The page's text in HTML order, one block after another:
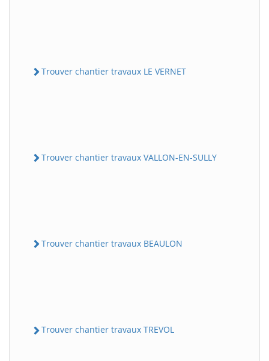
Trouver chantier travaux LE VERNET
Trouver chantier travaux VALLON-EN-SULLY
Trouver chantier travaux BEAULON
Trouver chantier travaux TREVOL